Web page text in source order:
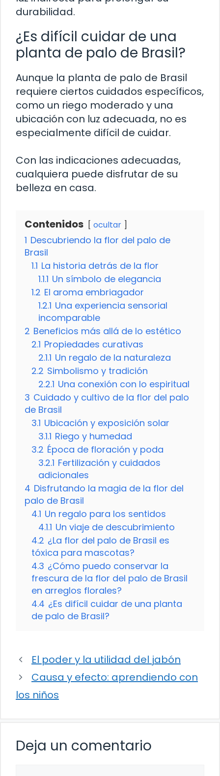
durabilidad.
¿Es difícil cuidar de una
planta de palo de Brasil?
Aunque la planta de palo de Brasil
requiere ciertos cuidados específicos,
como un riego moderado y una
ubicación con luz adecuada, no es
especialmente difícil de cuidar.
Con las indicaciones adecuadas,
cualquiera puede disfrutar de su
belleza en casa.
Contenidos ocultar
1 Descubriendo la flor del palo de
Brasil
1.1 La historia detrás de la flor
1.1.1 Un símbolo de elegancia
1.2 El aroma embriagador
1.2.1 Una experiencia sensorial
incomparable
2 Beneficios más allá de lo estético
2.1 Propiedades curativas
2.1.1 Un regalo de la naturaleza
2.2 Simbolismo y tradición
2.2.1 Una conexión con lo espiritual
3 Cuidado y cultivo de la flor del palo
de Brasil
3.1 Ubicación y exposición solar
3.1.1 Riego y humedad
3.2 Época de floración y poda
3.2.1 Fertilización y cuidados
adicionales
4 Disfrutando la magia de la flor del
palo de Brasil
4.1 Un regalo para los sentidos
4.1.1 Un viaje de descubrimiento
4.2 ¿La flor del palo de Brasil es
tóxica para mascotas?
4.3 ¿Cómo puedo conservar la
frescura de la flor del palo de Brasil
en arreglos florales?
4.4 ¿Es difícil cuidar de una planta
de palo de Brasil?
El poder y la utilidad del jabón
Causa y efecto: aprendiendo con
los niños
Deja un comentario